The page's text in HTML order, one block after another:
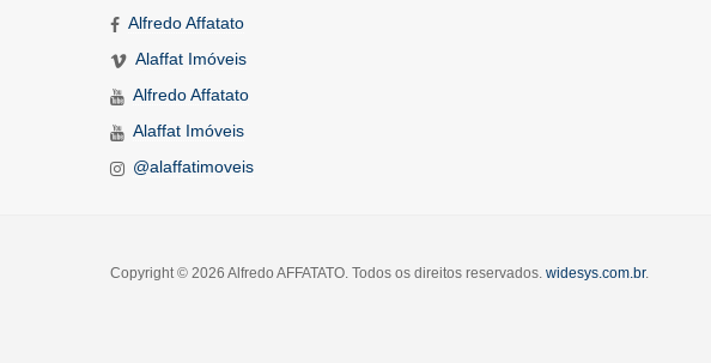
Alfredo Affatato
Alaffat Imóveis
Alfredo Affatato
Alaffat Imóveis
@alaffatimoveis
Copyright © 2026 Alfredo AFFATATO. Todos os direitos reservados. widesys.com.br.